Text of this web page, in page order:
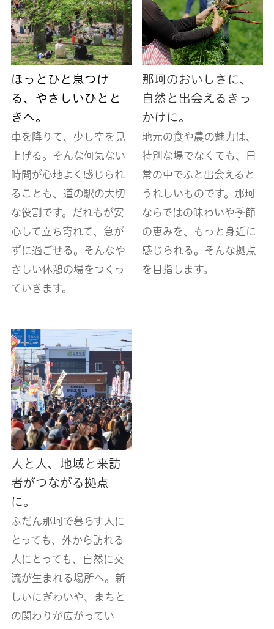
ほっとひと息つけ
る、やさしいひとと
きへ。
車を降りて、少し空を見
上げる。 そんな何気ない
時間が心地よく感じられ
ることも、道の駅の大切
な役割です。 だれもが安
心して立ち寄れて、 急が
ずに過ごせる。 そんなや
さしい休憩の場をつくっ
ていきます。
那珂のおいしさに、
自然と出会えるきっ
かけに。
地元の食や農の魅力は、
特別な場でなくても、日
常の中でふと出会えると
うれしいものです。 那珂
ならではの味わいや季節
の恵みを、
もっと身近に
感じられる。 そんな拠点
を目指します。
人と人、地域と来訪
者がつながる拠点
に。
ふだん那珂で暮らす人に
とっても、 外から訪れる
人にとっても、
自然に交
流が生まれる場所へ。 新
しいにぎわいや、まちと
の関わりが広がってい